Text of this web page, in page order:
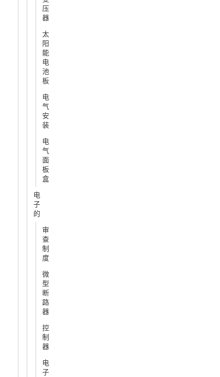
压
器
太
阳
能
电
池
板
电
气
安
装
电
气
面
板
盒
电
子
的
审
查
制
度
微
型
断
路
器
控
制
器
电
子